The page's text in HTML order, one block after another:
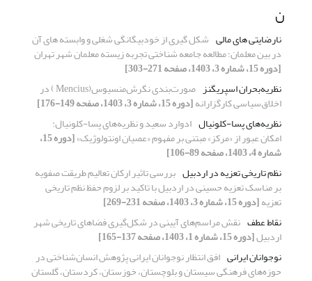
ن
نارضایتی های مالی شکل گیری از خودبیگانگی شغلی و وابسته های آن
در بین معلمان؛ مطالعه جامعه شناختی تجربه زیسته معلمان شهر تهران
[دوره 15، شماره 3، 1403، صفحه 271-303]
نظریه‌بحران اسپریگنز
صورت‌بندی نگرش‌منسیوس(Mencius ) در
اخلاق‌سیاسی کارگزارانه[دوره 15، شماره 3، 1403، صفحه 149-176]
نظریه‌های پسا-کلونیال ادوارد سعید و نظریه‌های پسا-کلونیال:
امکان عبور از «مرکز» مبتنی بر مفهوم «عصیان اونتولوژیک» [دوره 15،
شماره 4، 1403، صفحه 89-106]
نظم تاریخی تعزیه در اردبیل بررسی تاثیر ارکان تعالیم طریقت صفویه
بر مناسک تعزیه حسینی در اردبیل با تاکید بر لزوم حفظ نظم تاریخی
تعزیه[دوره 15، شماره 3، 1403، صفحه 231-269]
نقاط عطف نقش مراسم‌های آیینی در شکل‌گیری فضاهای تاریخی شهر
اردبیل[دوره 15، شماره 1، 1403، صفحه 137-165]
نوجوانان ایرانی افق انتظار نوجوانان ایرانی پژوهش انسان‌شناختی در
حوزه‌های فرهنگی سیستان و بلوچستان، خوزستان، کردستان، گلستان